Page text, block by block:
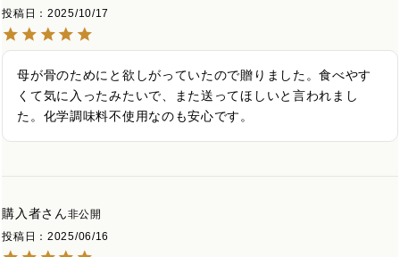
投稿日
2025/10/17
母が骨のためにと欲しがっていたので贈りました。食べやす
くて気に入ったみたいで、また送ってほしいと言われまし
た。化学調味料不使用なのも安心です。
購入者
非公開
投稿日
2025/06/16